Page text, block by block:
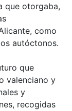
que otorgaba,
como
autóctonos.
que
valenciano y
y
recogidas